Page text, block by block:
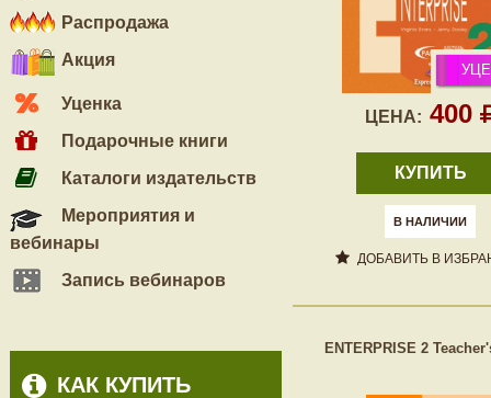
Распродажа
Акция
Уценка
Подарочные книги
Каталоги издательств
Мероприятия и
вебинары
Запись вебинаров
КАК КУПИТЬ
ЦЕНА: 400
КУПИТЬ
В НАЛИЧИИ
ДОБАВИТЬ В
ENTERPRISE 2